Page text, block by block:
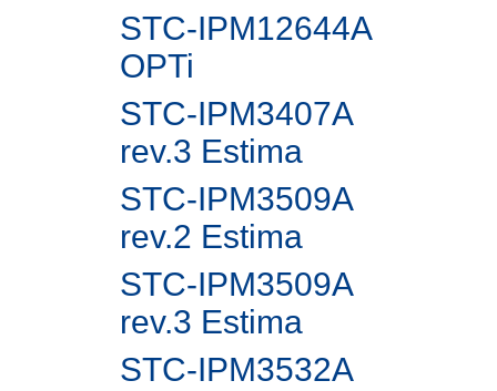
STC-IPM12644A
OPTi
STC-IPM3407A
rev.3 Estima
STC-IPM3509A
rev.2 Estima
STC-IPM3509A
rev.3 Estima
STC-IPM3532A